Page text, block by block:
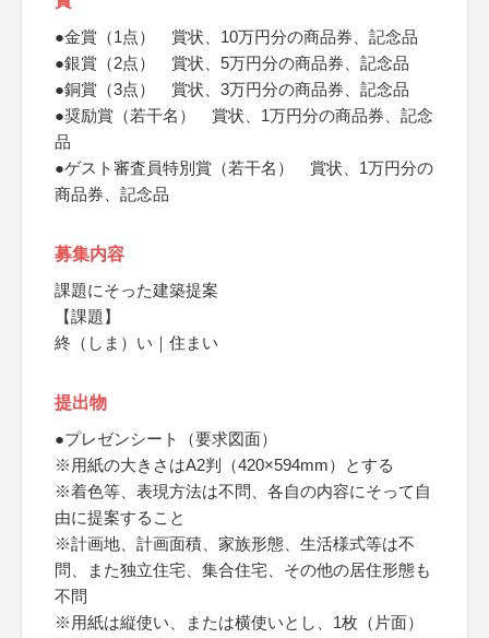
●金賞（1点） 賞状、10万円分の商品券、記念品
●銀賞（2点） 賞状、5万円分の商品券、記念品
●銅賞（3点） 賞状、3万円分の商品券、記念品
●奨励賞（若干名） 賞状、1万円分の商品券、記念
品
●ゲスト審査員特別賞（若干名） 賞状、1万円分の
商品券、記念品
募集内容
課題にそった建築提案
【課題】
終（しま）い｜住まい
提出物
●プレゼンシート（要求図面）
※用紙の大きさはA2判（420×594mm）とする
※着色等、表現方法は不問、各自の内容にそって自
由に提案すること
※計画地、計画面積、家族形態、生活様式等は不
問、また独立住宅、集合住宅、その他の居住形態も
不問
※用紙は縦使い、または横使いとし、1枚（片面）